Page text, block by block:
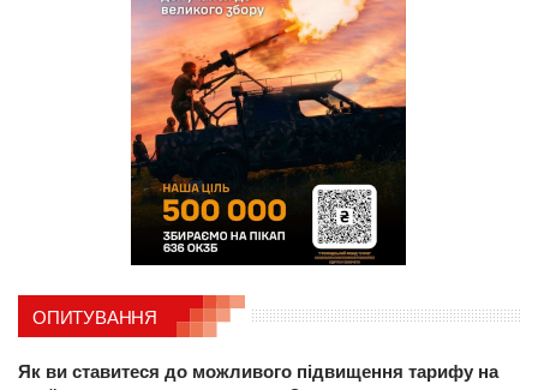
ОПИТУВАННЯ
Як ви ставитеся до можливого підвищення тарифу на